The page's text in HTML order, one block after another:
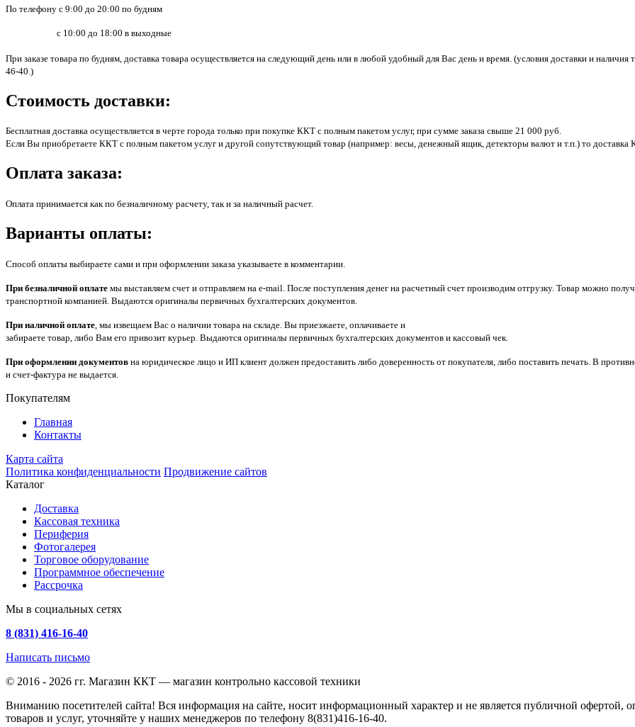
По телефону с 9:00 до 20:00 по будням
с 10:00 до 18:00 в выходные
При заказе товара по будням, доставка товара осуществляется на следующий день или в любой удобный для Вас день и время. (условия доставки и
46-40.)
Стоимость доставки:
Бесплатная доставка осуществляется в черте города только при покупке ККТ с полным пакетом услуг, при сумме заказа свыше 21 000 руб.
Если Вы приобретаете ККТ с полным пакетом услуг и другой сопутствующий товар (например: весы, денежный ящик, детекторы валют и т.п.) то доставка
Оплата заказа:
Оплата принимается как по безналичному расчету, так и за наличный расчет.
Варианты оплаты:
Способ оплаты выбираете сами и при оформлении заказа указываете в комментарии.
При безналичной оплате мы выставляем счет и отправляем на e-mail. После поступления денег на расчетный счет производим отгрузку. Товар можно
транспортной компанией. Выдаются оригиналы первичных бухгалтерских документов.
При наличной оплате, мы извещаем Вас о наличии товара на складе. Вы приезжаете, оплачиваете и
забираете товар, либо Вам его привозит курьер. Выдаются оригиналы первичных бухгалтерских документов и кассовый чек.
При оформлении документов на юридическое лицо и ИП клиент должен предоставить либо доверенность от покупателя, либо поставить печать. В
и счет-фактура не выдается.
Покупателям
Главная
Контакты
Карта сайта
Политика конфиденциальности Продвижение сайтов
Каталог
Доставка
Кассовая техника
Периферия
Фотогалерея
Торговое оборудование
Программное обеспечение
Рассрочка
Мы в социальных сетях
8 (831) 416-16-40
Написать письмо
© 2016 - 2026 гг. Магазин ККТ — магазин контрольно кассовой техники
Вниманию посетителей сайта! Вся информация на сайте, носит информационный характер и не является публичной офертой,
товаров и услуг, уточняйте у наших менеджеров по телефону 8(831)416-16-40.